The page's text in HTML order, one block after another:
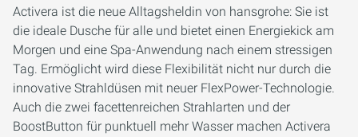
Activera ist die neue Alltagsheldin von hansgrohe: Sie ist
die ideale Dusche für alle und bietet einen Energiekick am
Morgen und eine Spa-Anwendung nach einem stressigen
Tag. Ermöglicht wird diese Flexibilität nicht nur durch die
innovative Strahldüsen mit neuer FlexPower-Technologie.
Auch die zwei facettenreichen Strahlarten und der
BoostButton für punktuell mehr Wasser machen Activera